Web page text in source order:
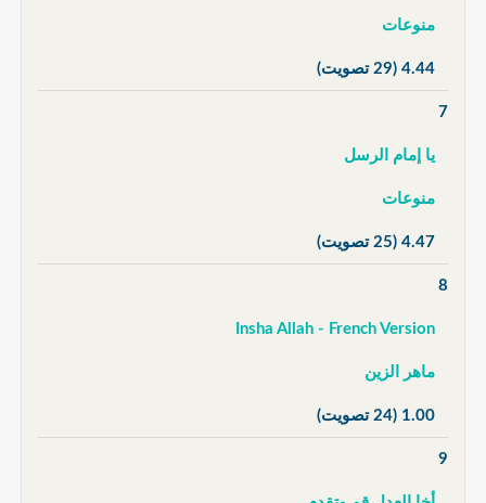
منوعات
4.44 (29 تصويت)
7
يا إمام الرسل
منوعات
4.47 (25 تصويت)
8
Insha Allah - French Version
ماهر الزين
1.00 (24 تصويت)
9